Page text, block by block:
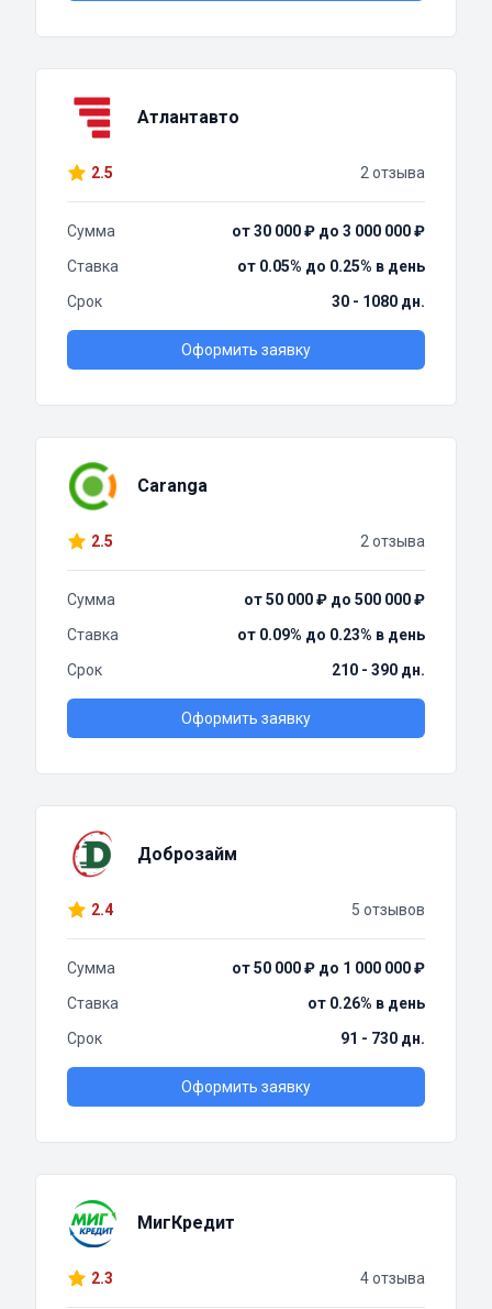
Атлантавто
2.5 2 отзыва
Сумма
от 30 000 ₽ до 3 000 000 ₽
Ставка
от 0.05% до 0.25% в день
Срок
30 - 1080 дн.
Оформить заявку
Caranga
2.5 2 отзыва
Сумма
от 50 000 ₽ до 500 000 ₽
Ставка
от 0.09% до 0.23% в день
Срок
210 - 390 дн.
Оформить заявку
Доброзайм
2.4 5 отзывов
Сумма
от 50 000 ₽ до 1 000 000 ₽
Ставка
от 0.26% в день
Срок
91 - 730 дн.
Оформить заявку
МигКредит
2.3 4 отзыва